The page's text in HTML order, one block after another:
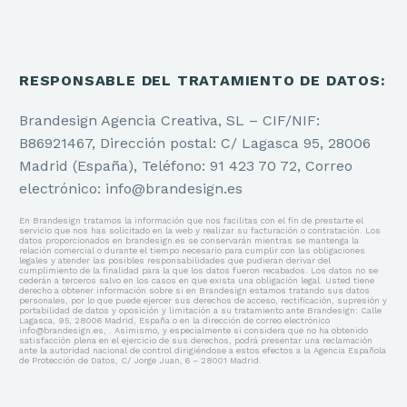
RESPONSABLE DEL TRATAMIENTO DE DATOS:
Brandesign Agencia Creativa, SL – CIF/NIF:
B86921467, Dirección postal: C/ Lagasca 95, 28006
Madrid (España), Teléfono: 91 423 70 72, Correo
electrónico: info@brandesign.es
En Brandesign tratamos la información que nos facilitas con el fin de prestarte el
servicio que nos has solicitado en la web y realizar su facturación o contratación. Los
datos proporcionados en brandesign.es se conservarán mientras se mantenga la
relación comercial o durante el tiempo necesario para cumplir con las obligaciones
legales y atender las posibles responsabilidades que pudieran derivar del
cumplimiento de la finalidad para la que los datos fueron recabados. Los datos no se
cederán a terceros salvo en los casos en que exista una obligación legal. Usted tiene
derecho a obtener información sobre si en Brandesign estamos tratando sus datos
personales, por lo que puede ejercer sus derechos de acceso, rectificación, supresión y
portabilidad de datos y oposición y limitación a su tratamiento ante Brandesign: Calle
Lagasca, 95, 28006 Madrid, España o en la dirección de correo electrónico
info@brandesign.es, . Asimismo, y especialmente si considera que no ha obtenido
satisfacción plena en el ejercicio de sus derechos, podrá presentar una reclamación
ante la autoridad nacional de control dirigiéndose a estos efectos a la Agencia Española
de Protección de Datos, C/ Jorge Juan, 6 – 28001 Madrid.
Campañas Creativas
Diseño de Stands para Ferias
Diseño de Infografías
PACKAGING
Diseño de Empaque